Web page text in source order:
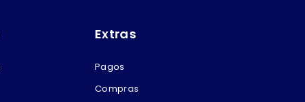
Extras
Pagos
Compras